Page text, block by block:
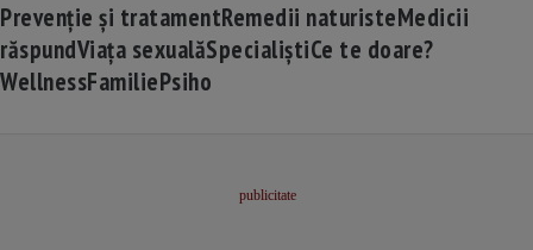
Prevenție și tratamentRemedii naturisteMedicii
răspundViața sexualăSpecialiștiCe te doare?
WellnessFamiliePsiho